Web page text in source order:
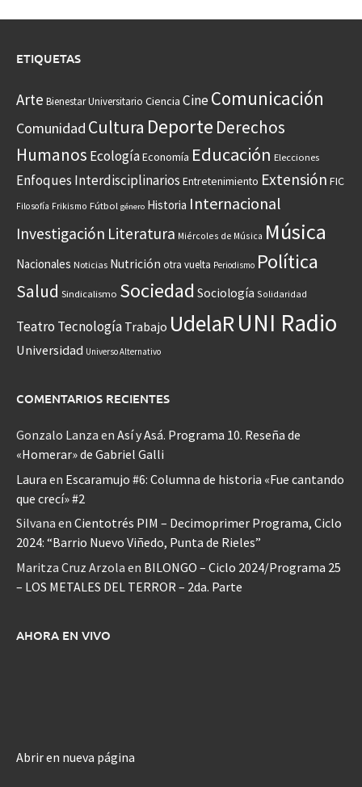
ETIQUETAS
Arte Bienestar Universitario Ciencia CineComunicación
Comunidad Cultura Deporte Derechos
Humanos EcologíaEconomía Educación Elecciones
Enfoques Interdisciplinarios Entretenimiento Extensión FIC
Filosofía Frikismo Fútbol género Historia Internacional
Investigación Literatura Miércoles de Música Música
Nacionales Noticias Nutrición otra vuelta Periodismo Política
Salud Sindicalismo Sociedad Sociología Solidaridad
Teatro Tecnología Trabajo UdelaRUNI Radio
Universidad Universo Alternativo
COMENTARIOS RECIENTES
Gonzalo Lanza en Así y Asá. Programa 10. Reseña de
«Homerar» de Gabriel Galli
Laura en Escaramujo #6: Columna de historia «Fue cantando
que crecí» #2
Silvana en Cientotrés PIM – Decimoprimer Programa, Ciclo
2024: “Barrio Nuevo Viñedo, Punta de Rieles”
Maritza Cruz Arzola en BILONGO – Ciclo 2024/Programa 25
– LOS METALES DEL TERROR – 2da. Parte
AHORA EN VIVO
Abrir en nueva página